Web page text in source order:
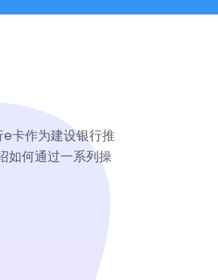
卡作为建设银行推
如何通过一系列操